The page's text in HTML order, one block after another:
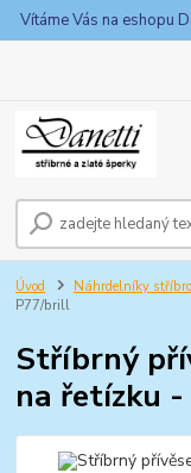
Vítáme Vás na eshopu
Úvod Náhrdelníky stříbro
P77/brill
Stříbrný
na řetízku